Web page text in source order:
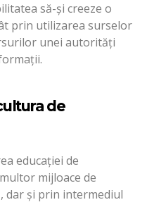
să-și creeze o
prin utilizarea surselor
unei autorități
de
educației de
mijloace de
dar și prin intermediul